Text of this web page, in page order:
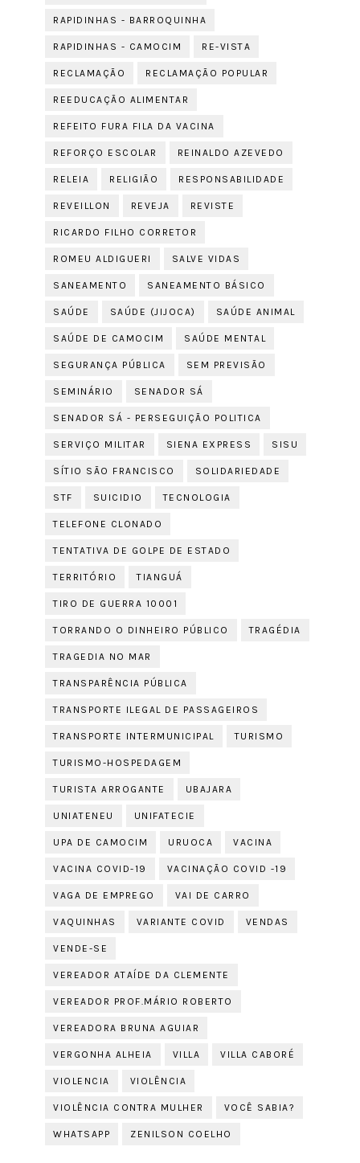
RAPIDINHAS - BARROQUINHA
RAPIDINHAS - CAMOCIM RE-VISTA
RECLAMAÇÃO RECLAMAÇÃO POPULAR
REEDUCAÇÃO ALIMENTAR
REFEITO FURA FILA DA VACINA
REFORÇO ESCOLAR REINALDO AZEVEDO
RELEIA RELIGIÃO RESPONSABILIDADE
REVEILLON REVEJA REVISTE
RICARDO FILHO CORRETOR
ROMEU ALDIGUERI SALVE VIDAS
SANEAMENTO SANEAMENTO BÁSICO
SAÚDE SAÚDE (JIJOCA) SAÚDE ANIMAL
SAÚDE DE CAMOCIM SAÚDE MENTAL
SEGURANÇA PÚBLICA SEM PREVISÃO
SEMINÁRIO SENADOR SÁ
SENADOR SÁ - PERSEGUIÇÃO POLITICA
SERVIÇO MILITAR SIENA EXPRESS SISU
SÍTIO SÃO FRANCISCO SOLIDARIEDADE
STF SUICIDIO TECNOLOGIA
TELEFONE CLONADO
TENTATIVA DE GOLPE DE ESTADO
TERRITÓRIO TIANGUÁ
TIRO DE GUERRA 10001
TORRANDO O DINHEIRO PÚBLICO TRAGÉDIA
TRAGEDIA NO MAR
TRANSPARÊNCIA PÚBLICA
TRANSPORTE ILEGAL DE PASSAGEIROS
TRANSPORTE INTERMUNICIPAL TURISMO
TURISMO-HOSPEDAGEM
TURISTA ARROGANTE UBAJARA
UNIATENEU UNIFATECIE
UPA DE CAMOCIM URUOCA VACINA
VACINA COVID-19 VACINAÇÃO COVID -19
VAGA DE EMPREGO VAI DE CARRO
VAQUINHAS VARIANTE COVID VENDAS
VENDE-SE
VEREADOR ATAÍDE DA CLEMENTE
VEREADOR PROF.MÁRIO ROBERTO
VEREADORA BRUNA AGUIAR
VERGONHA ALHEIA VILLA VILLA CABORÉ
VIOLENCIA VIOLÊNCIA
VIOLÊNCIA CONTRA MULHER VOCÊ SABIA?
WHATSAPP ZENILSON COELHO